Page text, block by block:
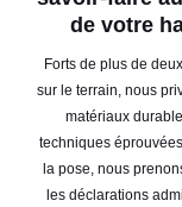
de votre
Forts de plus de
sur le terrain, nous
matériaux
techniques
la pose, nous
les déclarations